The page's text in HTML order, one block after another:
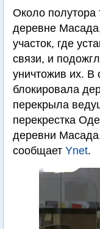
Около
деревне
участок, где
связи, и
уничтожив их. В
блокировала
перекрыла
перекрестка
деревни
сообщает Ynet.